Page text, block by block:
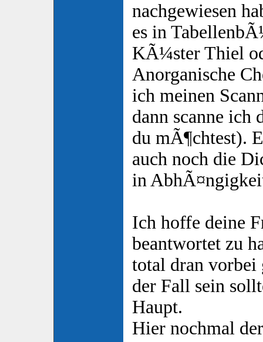
nachgewiesen
es in
KÃ¼ster Thiel
Anorganische
ich meinen
dann scanne ich
du mÃ¶chtest).
auch noch die
in
Ich hoffe deine
beantwortet zu
total dran vorbei
der Fall sein
Haupt.
Hier nochmal